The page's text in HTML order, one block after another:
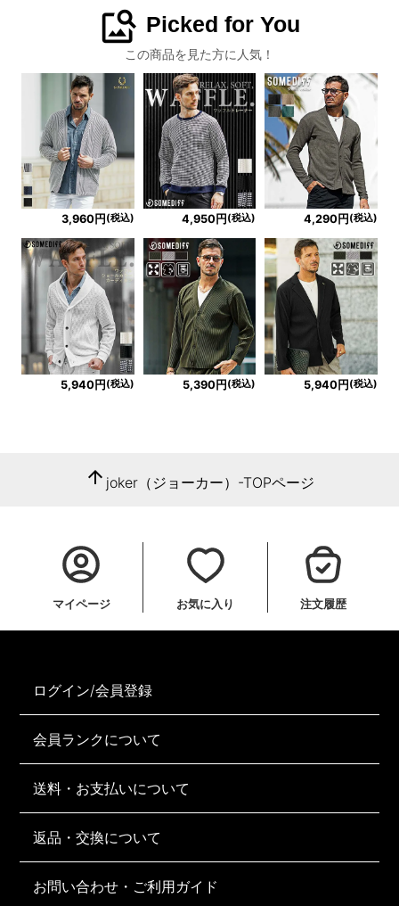
image_search Picked for You
この商品を見た方に人気！
3,960円 (税込) 4,950円 (税込) 4,290円 (税込)
5,940円(税込) 5,390円(税込) 5,940円(税込)
arrow_upward joker（ジョーカー）-TOPページ
マイページ お気に入り 注文履歴
ログイン/会員登録
会員ランクについて
送料・お支払いについて
返品・交換について
お問い合わせ・ご利用ガイド